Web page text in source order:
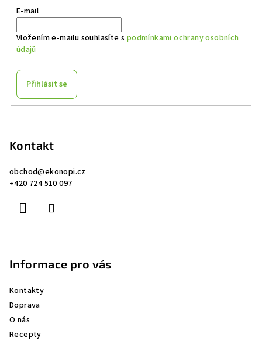
p
v
E-mail
Vložením e-mailu souhlasíte s podmínkami ochrany osobních
údajů
Přihlásit se
Kontakt
obchod@ekonopi.cz
+420 724 510 097
Informace pro vás
Kontakty
Doprava
O nás
Recepty